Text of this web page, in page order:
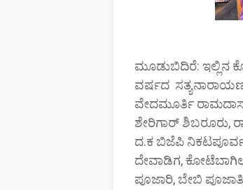
ಮೂಡುಬಿದಿರೆ: ಇಲ್ಲಿನ
ವರ್ಷದ ಸತ್ಯನಾರಾಯಣ
ವೇದಮೂರ್ತಿ
ಶೇರಿಗಾರ್ ಶಿಬರೂರು,
ದ.ಕ ಬಿಜೆಪಿ ನಿಕಟಪೂರ್ವ
ದೇವಾಡಿಗ,
ಪೂಜಾರಿ, ಬೇಬಿ